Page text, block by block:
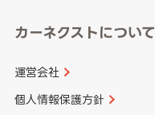
カーネクストについて
運営会社
個人情報保護方針